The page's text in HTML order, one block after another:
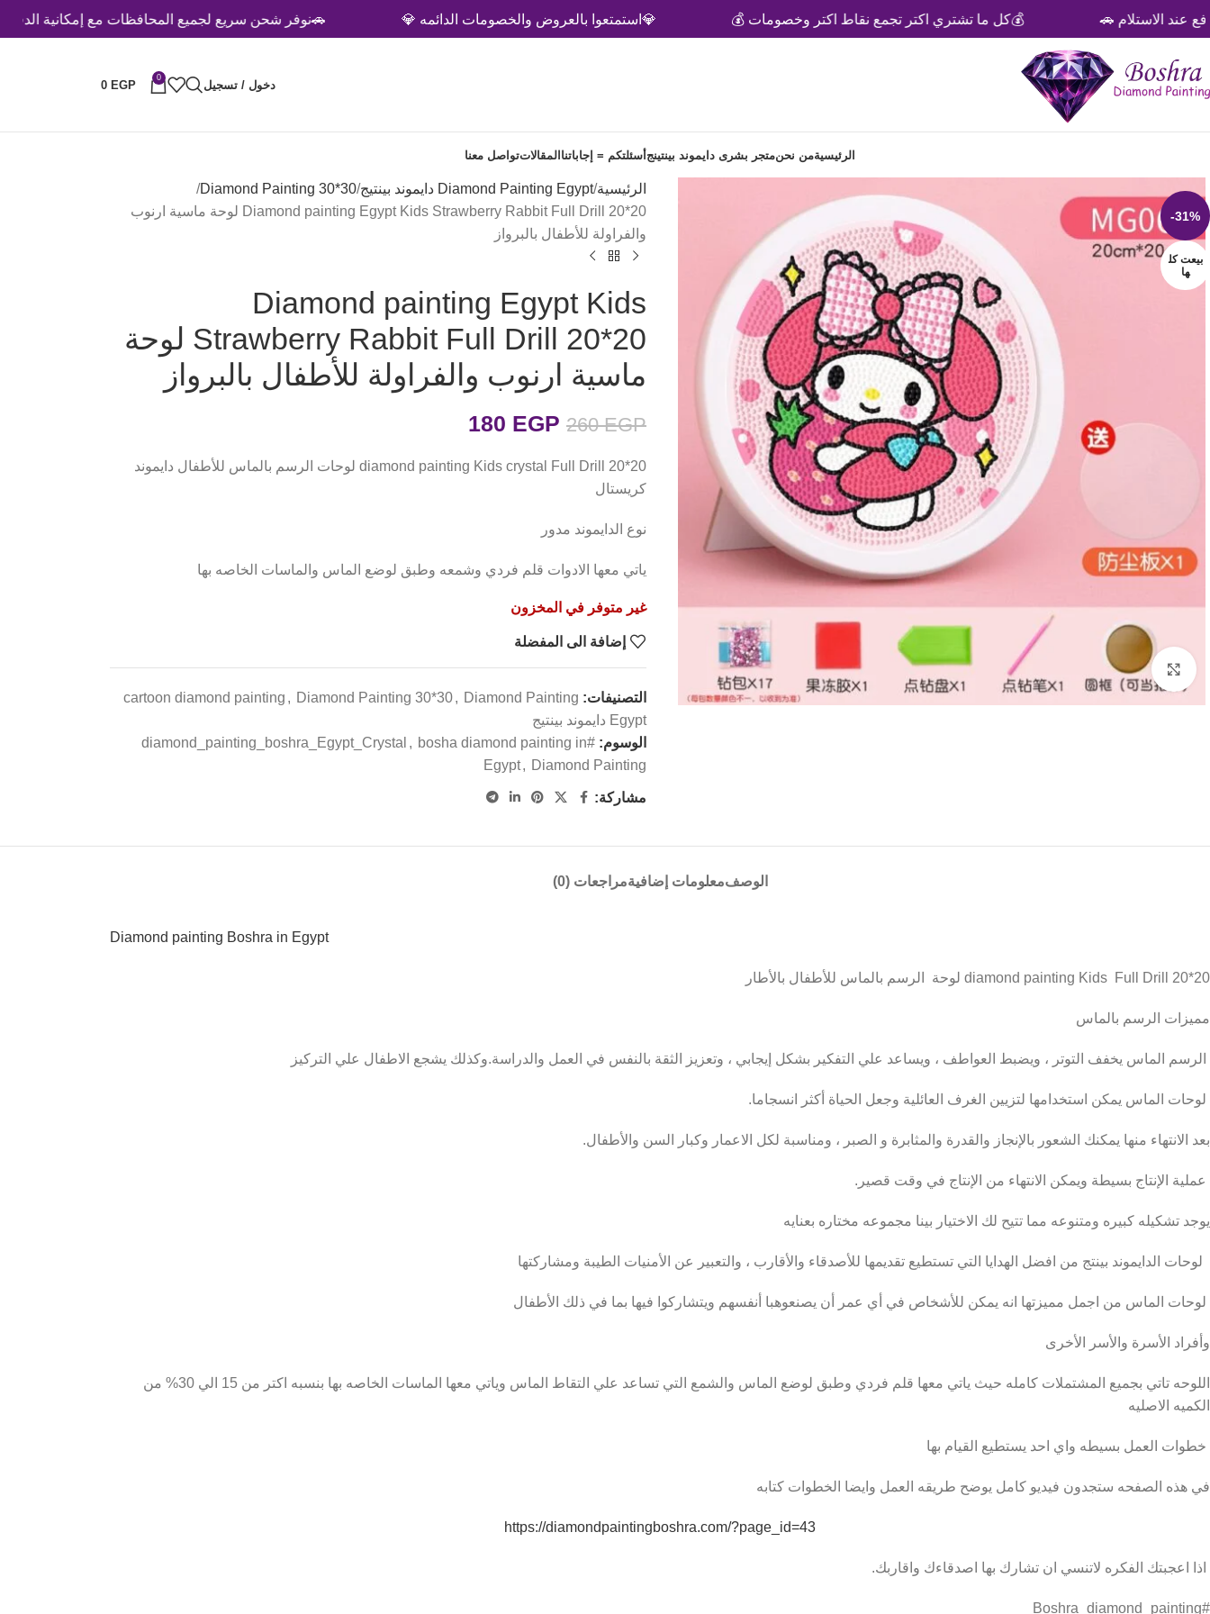
🚗نوفر شحن سريع لجميع المحافظات مع إمكانية الدفع عند 💎استمتعوا بالعروض والخصومات الدائمه 💎 💰كل ما تشتري اكتر تجمع نقاط اكتر وخصومات 💰 🚗
دخول / تسجيل
0
0 EGP
الرئيسيةمن نحنمتجر بشرى دايموند بينتينجأسئلتكم = إجاباتناالمقالاتتواصل معنا
-31%
بيعت كل
ها
اضغط للتكبير
الرئيسية Diamond Painting Egypt دايموند بينتيج
Diamond Painting 30*30
Diamond painting Egypt Kids Strawberry Rabbit Full Drill 20*20 لوحة ماسية ارنوب
والفراولة للأطفال بالبرواز
Diamond painting Egypt Kids
Strawberry Rabbit Full Drill 20*20 لوحة
ماسية ارنوب والفراولة للأطفال بالبرواز
260EGP
180 EGP
diamond painting Kids crystal Full Drill 20*20 لوحات الرسم بالماس للأطفال دايموند
كريستال
نوع الدايموند مدور
ياتي معها الادوات قلم فردي وشمعه وطبق لوضع الماس والماسات الخاصه بها
غير متوفر في المخزون
إضافة الى المفضلة
التصنيفات: cartoon diamond painting , Diamond Painting 30*30, Diamond Painting
Egypt دايموند بينتيج
الوسوم: #diamond_painting_boshra_Egypt_Crystal
, bosha diamond painting in
Egypt, Diamond Painting
مشاركة:
الوصفمعلومات إضافيةمراجعات (0)
Diamond painting Boshra in Egypt
diamond painting Kids Full Drill 20*20 لوحة الرسم بالماس للأطفال بالأطار
مميزات الرسم بالماس
الرسم الماس يخفف التوتر ، ويضبط العواطف ، ويساعد علي التفكير بشكل إيجابي ، وتعزيز الثقة بالنفس في العمل والدراسة.وكذلك يشجع الاطفال علي التركيز
لوحات الماس يمكن استخدامها لتزيين الغرف العائلية وجعل الحياة أكثر انسجاما.
بعد الانتهاء منها يمكنك الشعور بالإنجاز والقدرة والمثابرة و الصبر ، ومناسبة لكل الاعمار وكبار السن والأطفال.
عملية الإنتاج بسيطة ويمكن الانتهاء من الإنتاج في وقت قصير.
يوجد تشكيله كبيره ومتنوعه مما تتيح لك الاختيار بينا مجموعه مختاره بعنايه
لوحات الدايموند بينتج من افضل الهدايا التي تستطيع تقديمها للأصدقاء والأقارب ، والتعبير عن الأمنيات الطيبة ومشاركتها
لوحات الماس من اجمل مميزتها انه يمكن للأشخاص في أي عمر أن يصنعوهبا أنفسهم ويتشاركوا فيها بما في ذلك الأطفال
وأفراد الأسرة والأسر الأخرى
اللوحه تاتي بجميع المشتملات كامله حيث ياتي معها قلم فردي وطبق لوضع الماس والشمع التي تساعد علي التقاط الماس وياتي معها الماسات الخاصه بها بنسبه اكتر من 15 الي 30% من
الكميه الاصليه
خطوات العمل بسيطه واي احد يستطيع القيام بها
في هذه الصفحه ستجدون فيديو كامل يوضح طريقه العمل وايضا الخطوات كتابه
https://diamondpaintingboshra.com/?page_id=43
اذا اعجبتك الفكره لاتنسي ان تشارك بها اصدقاءك واقاربك.
#Boshra_diamond_painting